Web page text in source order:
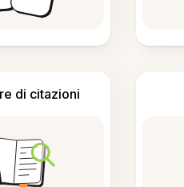
di citazioni